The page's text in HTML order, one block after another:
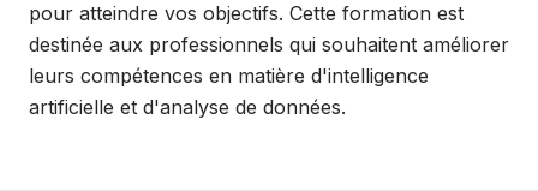
pour atteindre vos objectifs. Cette formation est
destinée aux professionnels qui souhaitent améliorer
leurs compétences en matière d'intelligence
artificielle et d'analyse de données.